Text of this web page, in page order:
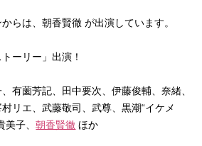
らは、朝香賢徹 が出演しています。
ーリー」出演！
有薗芳記、田中要次、伊藤俊輔、奈緒、
リエ、武藤敬司、武尊、黒潮“イケメ
美子、朝香賢徹 ほか